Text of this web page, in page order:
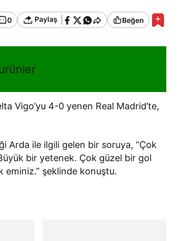
0 Paylaş Beğen
Vigo’yu 4-0 yenen Real Madrid’te,
Arda ile ilgili gelen bir soruya, “Çok
bir yetenek. Çok güzel bir gol
eminiz.” şeklinde konuştu.